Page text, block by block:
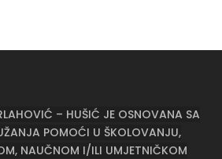
– HUŠIĆ JE OSNOVANA SA
POMOĆI U ŠKOLOVANJU,
NAUČNOM I/ILI UMJETNIČKOM